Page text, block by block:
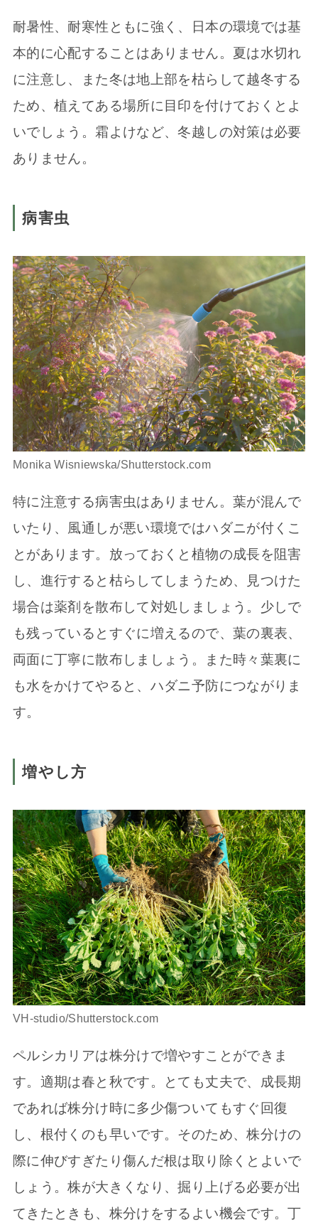
耐暑性、耐寒性ともに強く、日本の環境では基
本的に心配することはありません。夏は水切れ
に注意し、また冬は地上部を枯らして越冬する
ため、植えてある場所に目印を付けておくとよ
いでしょう。霜よけなど、冬越しの対策は必要
ありません。
病害虫
Monika Wisniewska/Shutterstock.com
特に注意する病害虫はありません。葉が混んで
いたり、風通しが悪い環境ではハダニが付くこ
とがあります。放っておくと植物の成長を阻害
し、進行すると枯らしてしまうため、見つけた
場合は薬剤を散布して対処しましょう。少しで
も残っているとすぐに増えるので、葉の裏表、
両面に丁寧に散布しましょう。また時々葉裏に
も水をかけてやると、ハダニ予防につながりま
す。
増やし方
VH-studio/Shutterstock.com
ペルシカリアは株分けで増やすことができま
す。適期は春と秋です。とても丈夫で、成長期
であれば株分け時に多少傷ついてもすぐ回復
し、根付くのも早いです。そのため、株分けの
際に伸びすぎたり傷んだ根は取り除くとよいで
しょう。株が大きくなり、掘り上げる必要が出
てきたときも、株分けをするよい機会です。丁